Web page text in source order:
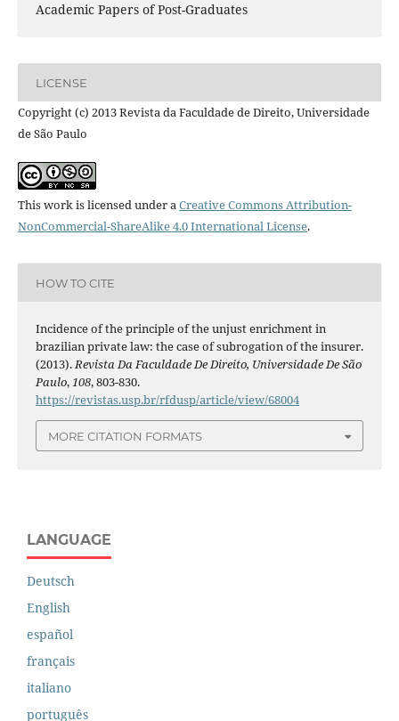
Academic Papers of Post-Graduates
LICENSE
Copyright (c) 2013 Revista da Faculdade de Direito, Universidade
de São Paulo
This work is licensed under aCreative Commons Attribution-
NonCommercial-ShareAlike 4.0 International License.
HOW TO CITE
Incidence of the principle of the unjust enrichment in
brazilian private law: the case of subrogation of the insurer.
(2013).Revista Da Faculdade De Direito, Universidade De São
Paulo,108, 803-830.
https://revistas.usp.br/rfdusp/article/view/68004
MORE CITATION FORMATS
LANGUAGE
Deutsch
English
español
français
italiano
português